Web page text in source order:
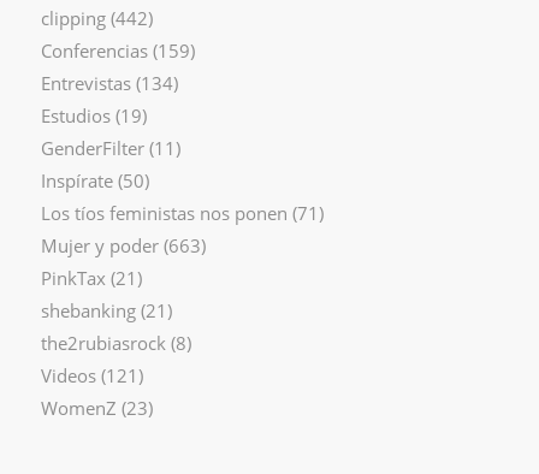
clipping(442)
Conferencias(159)
Entrevistas(134)
Estudios(19)
GenderFilter(11)
Inspírate(50)
Los tíos feministas nos ponen (71)
Mujer y poder(663)
PinkTax(21)
shebanking(21)
the2rubiasrock(8)
Videos(121)
WomenZ (23)